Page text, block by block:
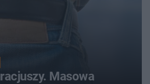
Masowa